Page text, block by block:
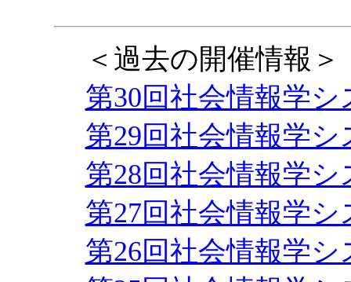
＜過去の開催情報＞
第30回社会情報学
第29回社会情報学
第28回社会情報学
第27回社会情報学
第26回社会情報学